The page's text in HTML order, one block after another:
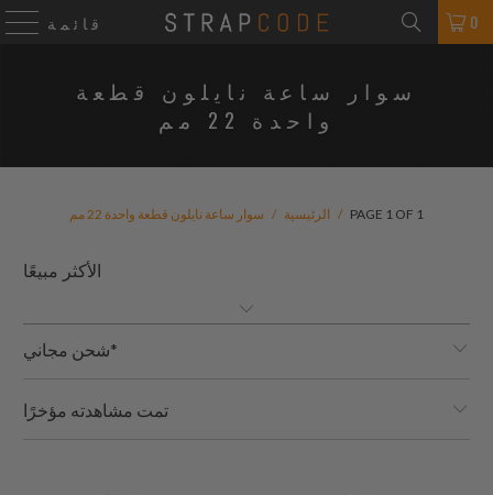
قائمة 0
سوار ساعة نايلون قطعة
واحدة 22 مم
الرئيسية / سوار ساعة نايلون قطعة واحدة 22 مم / PAGE 1 OF 1
شحن مجاني*
تمت مشاهدته مؤخرًا